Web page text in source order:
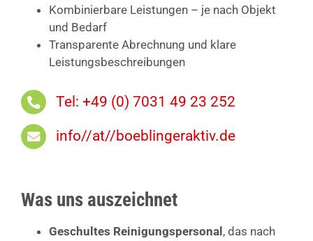
Kombinierbare Leistungen – je nach Objekt
und Bedarf
Transparente Abrechnung und klare
Leistungsbeschreibungen
Tel: +49 (0) 7031 49 23 252
info//at//boeblingeraktiv.de
Was uns auszeichnet
Geschultes Reinigungspersonal , das nach